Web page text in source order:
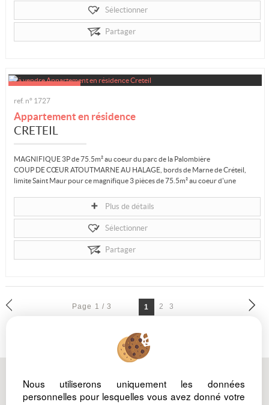
Sélectionner
Partager
ref. n° 1727
Appartement en résidence
CRETEIL
MAGNIFIQUE 3P de 75.5m² au coeur du parc de la Palombière
COUP DE CŒUR ATOUTMARNE AU HALAGE, bords de Marne de Créteil,
limite Saint Maur pour ce magnifique 3 pièces de 75.5m² au coeur d'une
Plus de détails
Sélectionner
Partager
Page 1 / 3 1 2 3
Mentions Légales Nos barèmes d'honoraires
Politique de protection des données Gérer les cookies
Nous utiliserons uniquement les données
personnelles pour lesquelles vous avez donné votre